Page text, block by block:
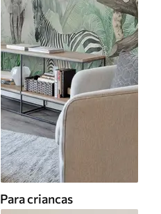
Para criancas